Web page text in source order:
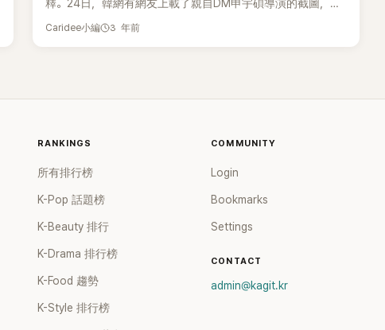
釋。24日，韓網有網友上載了親自DM申宇碩導演的截圖，申
導演也親自解釋了MV的幕後故事。 據截圖顯示，申宇碩導演
申宇碩導演表示：「仔細觀察該MV的時間線，就能知道開車的
旁邊的手機頭像就能看到。 事實上，女人已經殺害了男人，
正在前往處理屍體的路上。」 他還說：「實際上看不出男人是否
想。」導演對於通過MV想要傳達的信息表示：「我們身處在太
多信息的中，但是對於這個是否真僞，我們根本沒有想到，就
向某個人傳達。」導演最後也表示真心感謝大家對MV的喜愛。
網友看到也大讚：「很好啊！最近傳達訊息的MV很少，以前有
很多，但是現在好像越來越少了。」、「沒想到是有這樣的故
事，還為了只是好看的MV⋯⋯」、「果然導演不是誰也可以做」。
Caridee小編 3 年前
RANKINGS
所有排行榜
K-Pop 話題榜
K-Beauty 排行
K-Drama 排行榜
K-Food 趨勢
K-Style 排行榜
COMMUNITY
Login
Bookmarks
Settings
CONTACT
admin@kagit.kr